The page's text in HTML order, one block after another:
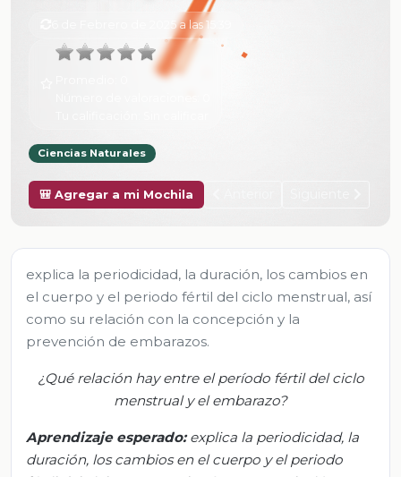
6 de Febrero de 2025 a las 15:39
Ciencias Naturales
🎒 Agregar a mi Mochila
explica la periodicidad, la duración, los cambios en
el cuerpo y el periodo fértil del ciclo menstrual, así
como su relación con la concepción y la
prevención de embarazos.
¿Qué relación hay entre el período fértil del ciclo
menstrual y el embarazo?
Aprendizaje esperado: explica la periodicidad, la
duración, los cambios en el cuerpo y el periodo